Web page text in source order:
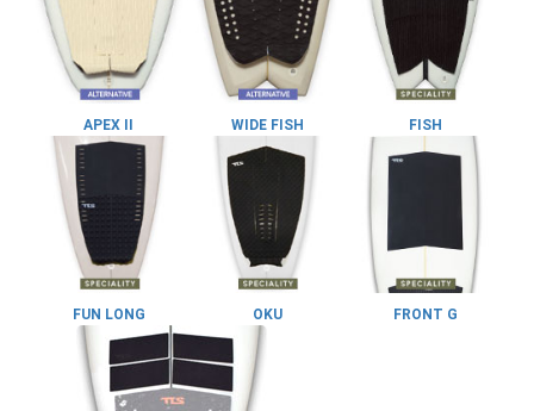
APEX II WIDE FISH FISH
FUN LONG OKU FRONT G
お買い物を続ける